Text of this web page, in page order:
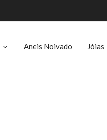
Aneis Noivado Jóias